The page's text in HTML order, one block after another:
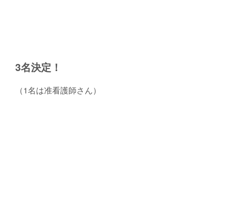
3名決定！
（1名は准看護師さん）